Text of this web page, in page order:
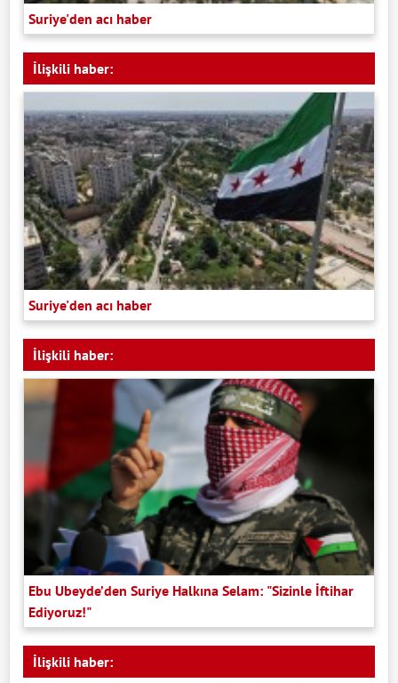
Suriye'den acı haber
İlişkili haber:
Suriye'den acı haber
İlişkili haber:
Ebu Ubeyde’den Suriye Halkına Selam: "Sizinle İftihar
Ediyoruz!"
İlişkili haber: